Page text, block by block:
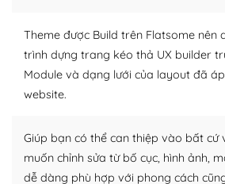
– Đa dạng plugin và themes
Plugin mở rộng là thành phần cài
WordPress để tăng thêm các tính
Nhờ lượng người dùng đông đảo,
plugin của WordPress rất phong
Theme được Build trên Flatsome nên
trình dựng trang kéo thả UX builder
Module và dạng lưới của layout đã
website.
Giúp bạn có thể can thiệp vào bất cứ
muốn chỉnh sửa từ bố cục, hình ảnh,
dễ dàng phù hợp với phong cách